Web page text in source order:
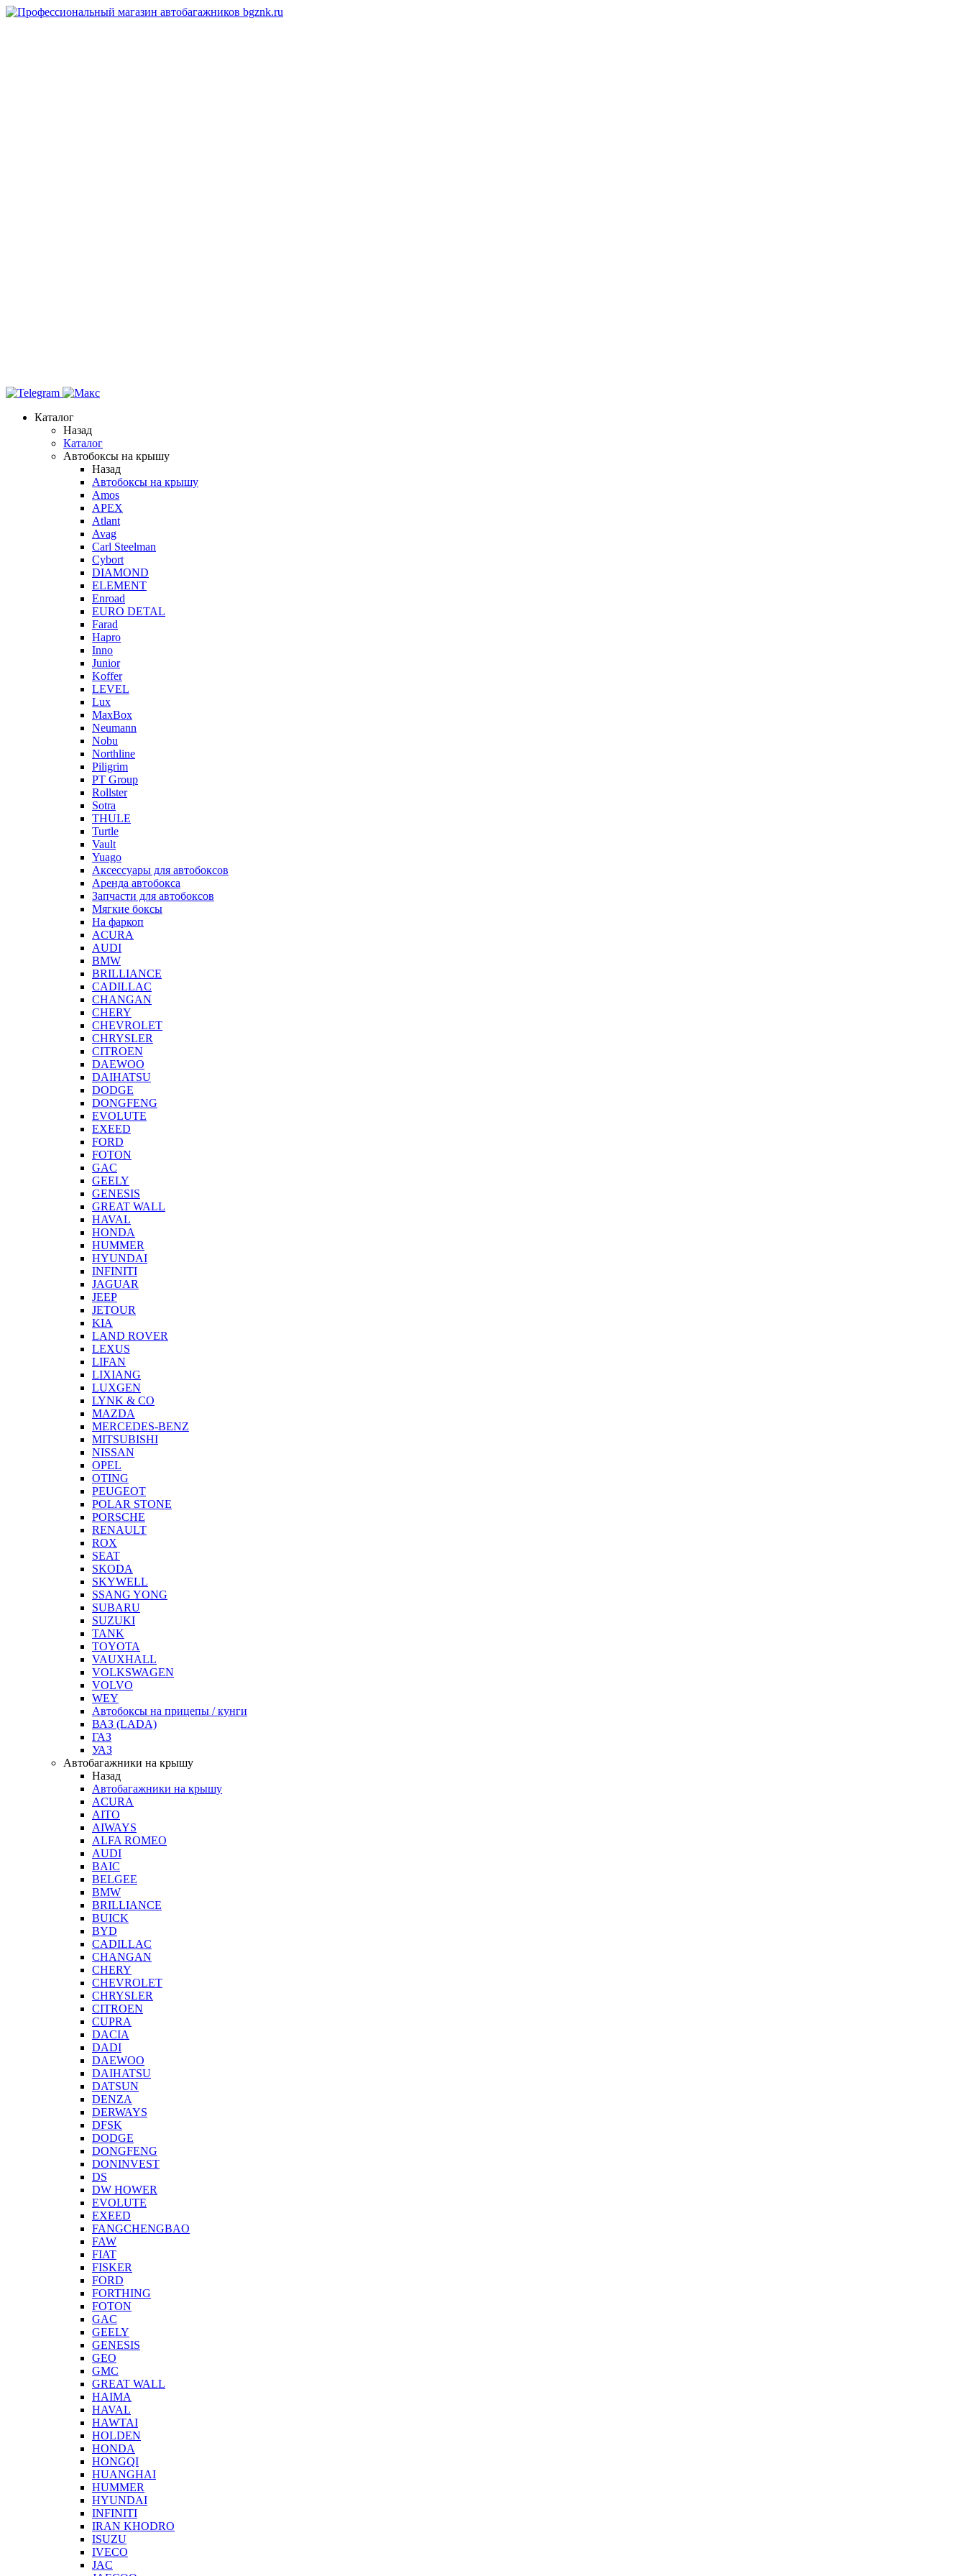
Каталог
Назад
Каталог
Автобоксы на крышу
Назад
Автобоксы на крышу
Amos
APEX
Atlant
Avag
Carl Steelman
Cybort
DIAMOND
ELEMENT
Enroad
EURO DETAL
Farad
Hapro
Inno
Junior
Koffer
LEVEL
Lux
MaxBox
Neumann
Nobu
Northline
Piligrim
PT Group
Rollster
Sotra
THULE
Turtle
Vault
Yuago
Аксессуары для автобоксов
Аренда автобокса
Запчасти для автобоксов
Мягкие боксы
На фаркоп
ACURA
AUDI
BMW
BRILLIANCE
CADILLAC
CHANGAN
CHERY
CHEVROLET
CHRYSLER
CITROEN
DAEWOO
DAIHATSU
DODGE
DONGFENG
EVOLUTE
EXEED
FORD
FOTON
GAC
GEELY
GENESIS
GREAT WALL
HAVAL
HONDA
HUMMER
HYUNDAI
INFINITI
JAGUAR
JEEP
JETOUR
KIA
LAND ROVER
LEXUS
LIFAN
LIXIANG
LUXGEN
LYNK & CO
MAZDA
MERCEDES-BENZ
MITSUBISHI
NISSAN
OPEL
OTING
PEUGEOT
POLAR STONE
PORSCHE
RENAULT
ROX
SEAT
SKODA
SKYWELL
SSANG YONG
SUBARU
SUZUKI
TANK
TOYOTA
VAUXHALL
VOLKSWAGEN
VOLVO
WEY
Автобоксы на прицепы / кунги
ВАЗ (LADA)
ГАЗ
УАЗ
Автобагажники на крышу
Назад
Автобагажники на крышу
ACURA
AITO
AIWAYS
ALFA ROMEO
AUDI
BAIC
BELGEE
BMW
BRILLIANCE
BUICK
BYD
CADILLAC
CHANGAN
CHERY
CHEVROLET
CHRYSLER
CITROEN
CUPRA
DACIA
DADI
DAEWOO
DAIHATSU
DATSUN
DENZA
DERWAYS
DFSK
DODGE
DONGFENG
DONINVEST
DS
DW HOWER
EVOLUTE
EXEED
FANGCHENGBAO
FAW
FIAT
FISKER
FORD
FORTHING
FOTON
GAC
GEELY
GENESIS
GEO
GMC
GREAT WALL
HAIMA
HAVAL
HAWTAI
HOLDEN
HONDA
HONGQI
HUANGHAI
HUMMER
HYUNDAI
INFINITI
IRAN KHODRO
ISUZU
IVECO
JAC